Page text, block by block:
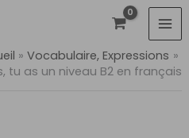
Vocabulaire, Expressions
tu as un niveau B2 en français